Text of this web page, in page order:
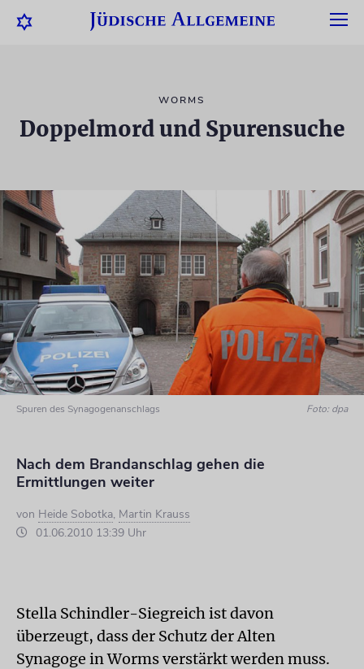
WORMS
Doppelmord und Spurensuche
Spuren des Synagogenanschlags Foto: dpa
Nach dem Brandanschlag gehen die
Ermittlungen weiter
von Heide Sobotka, Martin Krauss
01.06.2010 13:39 Uhr
Stella Schindler-Siegreich ist davon
überzeugt, dass der Schutz der Alten
Synagoge in Worms verstärkt werden muss.